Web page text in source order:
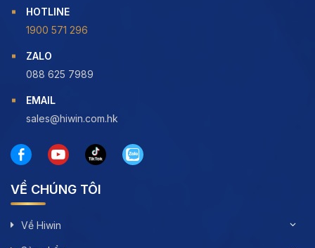
HOTLINE
1900 571 296
ZALO
088 625 7989
EMAIL
sales@hiwin.com.hk
VỀ CHÚNG TÔI
Về Hiwin